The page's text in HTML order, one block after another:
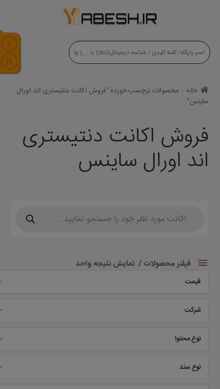
خانه
محصولات برچسب خورده “فروش اکانت دنتیستری اند اورال
ساینس”
فروش اکانت دنتیستری
اند اورال ساینس
search
فیلتر محصولات نمایش نتیجه واحد
قیمت
شرکت
نوع محتوا
نوع سند
modal-check